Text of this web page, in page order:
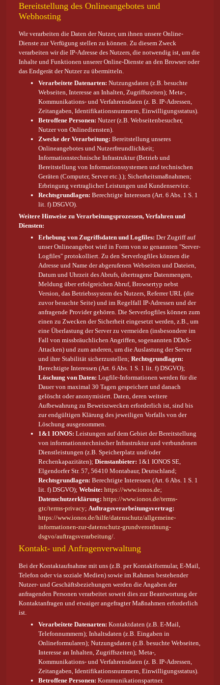
Bereitstellung des Onlineangebotes und
Webhosting
Wir verarbeiten die Daten der Nutzer, um ihnen unsere Online-
Dienste zur Verfügung stellen zu können. Zu diesem Zweck
verarbeiten wir die IP-Adresse des Nutzers, die notwendig ist, um die
Inhalte und Funktionen unserer Online-Dienste an den Browser oder
das Endgerät der Nutzer zu übermitteln.
Verarbeitete Datenarten: Nutzungsdaten (z.B. besuchte
Webseiten, Interesse an Inhalten, Zugriffszeiten); Meta-,
Kommunikations- und Verfahrensdaten (z. B. IP-Adressen,
Zeitangaben, Identifikationsnummern, Einwilligungsstatus).
Betroffene Personen: Nutzer (z.B. Webseitenbesucher,
Nutzer von Onlinediensten).
Zwecke der Verarbeitung: Bereitstellung unseres
Onlineangebotes und Nutzerfreundlichkeit;
Informationstechnische Infrastruktur (Betrieb und
Bereitstellung von Informationssystemen und technischen
Geräten (Computer, Server etc.).); Sicherheitsmaßnahmen;
Erbringung vertraglicher Leistungen und Kundenservice.
Rechtsgrundlagen: Berechtigte Interessen (Art. 6 Abs. 1 S. 1
lit. f) DSGVO).
Weitere Hinweise zu Verarbeitungsprozessen, Verfahren und
Diensten:
Erhebung von Zugriffsdaten und Logfiles:Der Zugriff auf
unser Onlineangebot wird in Form von so genannten "Server-
Logfiles" protokolliert. Zu den Serverlogfiles können die
Adresse und Name der abgerufenen Webseiten und Dateien,
Datum und Uhrzeit des Abrufs, übertragene Datenmengen,
Meldung über erfolgreichen Abruf, Browsertyp nebst
Version, das Betriebssystem des Nutzers, Referrer URL (die
zuvor besuchte Seite) und im Regelfall IP-Adressen und der
anfragende Provider gehören. Die Serverlogfiles können zum
einen zu Zwecken der Sicherheit eingesetzt werden, z.B., um
eine Überlastung der Server zu vermeiden (insbesondere im
Fall von missbräuchlichen Angriffen, sogenannten DDoS-
Attacken) und zum anderen, um die Auslastung der Server
und ihre Stabilität sicherzustellen;Rechtsgrundlagen:
Berechtigte Interessen (Art. 6 Abs. 1 S. 1 lit. f) DSGVO);
Löschung von Daten: Logfile-Informationen werden für die
Dauer von maximal 30 Tagen gespeichert und danach
gelöscht oder anonymisiert. Daten, deren weitere
Aufbewahrung zu Beweiszwecken erforderlich ist, sind bis
zur endgültigen Klärung des jeweiligen Vorfalls von der
Löschung ausgenommen.
1&1 IONOS:Leistungen auf dem Gebiet der Bereitstellung
von informationstechnischer Infrastruktur und verbundenen
Dienstleistungen (z.B. Speicherplatz und/oder
Rechenkapazitäten);Dienstanbieter: 1&1 IONOS SE,
Elgendorfer Str. 57, 56410 Montabaur, Deutschland;
Rechtsgrundlagen: Berechtigte Interessen (Art. 6 Abs. 1 S. 1
lit. f) DSGVO);Website: https://www.ionos.de;
Datenschutzerklärung: https://www.ionos.de/terms-
gtc/terms-privacy; Auftragsverarbeitungsvertrag:
https://www.ionos.de/hilfe/datenschutz/allgemeine-
informationen-zur-datenschutz-grundverordnung-
dsgvo/auftragsverarbeitung/
Kontakt- und Anfragenverwaltung
Bei der Kontaktaufnahme mit uns (z.B. per Kontaktformular, E-Mail,
Telefon oder via soziale Medien) sowie im Rahmen bestehender
Nutzer- und Geschäftsbeziehungen werden die Angaben der
anfragenden Personen verarbeitet soweit dies zur Beantwortung der
Kontaktanfragen und etwaiger angefragter Maßnahmen erforderlich
ist.
Verarbeitete Datenarten: Kontaktdaten (z.B. E-Mail,
Telefonnummern); Inhaltsdaten (z.B. Eingaben in
Onlineformularen); Nutzungsdaten (z.B. besuchte Webseiten,
Interesse an Inhalten, Zugriffszeiten); Meta-,
Kommunikations- und Verfahrensdaten (z. B. IP-Adressen,
Zeitangaben, Identifikationsnummern, Einwilligungsstatus).
Betroffene Personen: Kommunikationspartner.